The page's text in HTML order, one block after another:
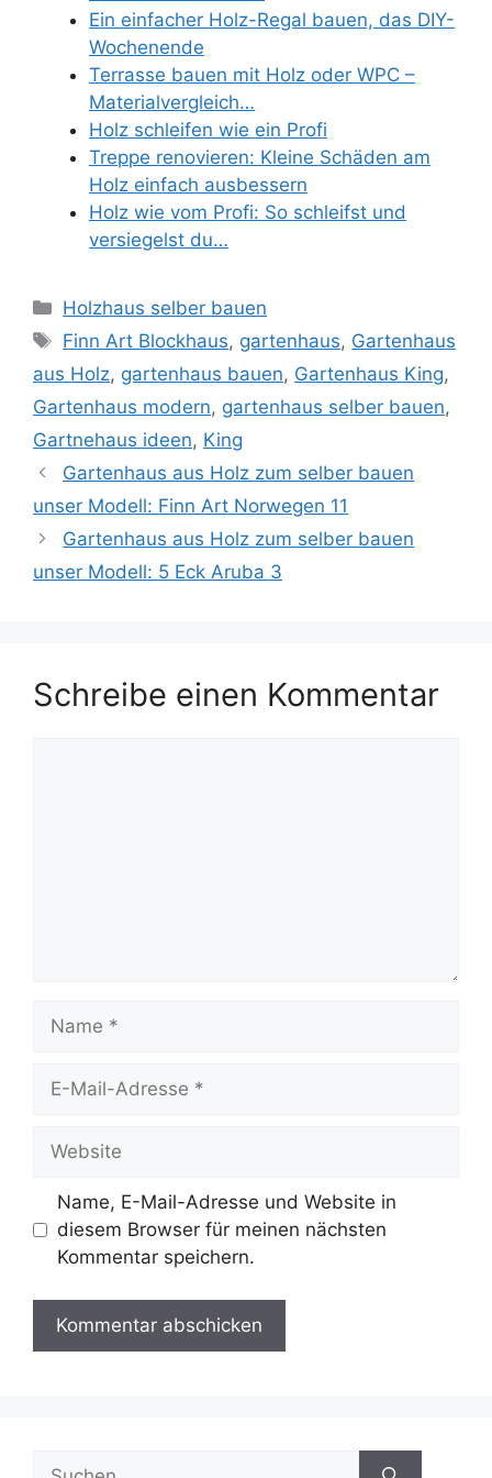
Ein einfacher Holz-Regal bauen, das DIY-
Wochenende
Terrasse bauen mit Holz oder WPC –
Materialvergleich…
Holz schleifen wie ein Profi
Treppe renovieren: Kleine Schäden am
Holz einfach ausbessern
Holz wie vom Profi: So schleifst und
versiegelst du…
Kategorien
Holzhaus selber bauen
Schlagwörter
Finn Art Blockhaus, gartenhaus, Gartenhaus
aus Holz, gartenhaus bauen, Gartenhaus King,
Gartenhaus modern, gartenhaus selber bauen,
Gartnehaus ideen, King
Gartenhaus aus Holz zum selber bauen
unser Modell: Finn Art Norwegen 11
Gartenhaus aus Holz zum selber bauen
unser Modell: 5 Eck Aruba 3
Schreibe einen Kommentar
Name
Website
Name, E-Mail-Adresse und Website in
diesem Browser für meinen nächsten
Kommentar speichern.